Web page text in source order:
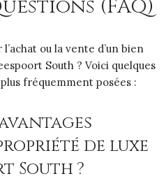
(FAQ)
ou la vente d’un bien
South ? Voici quelques
fréquemment posées :
de luxe
South ?